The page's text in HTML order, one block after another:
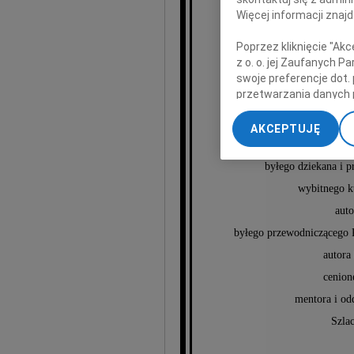
byłego dziekana i
wybitnego
byłego
mentora i
Więcej informacji
Poprzez kliknięcie
z o. o. jej Zaufanych
swoje preferencje dot.
przetwarzania danych
„Ustawienia
My, nasi Zaufani
dokładnych danych
Przechowywanie
treści, badnie
AKCEPTUJĘ